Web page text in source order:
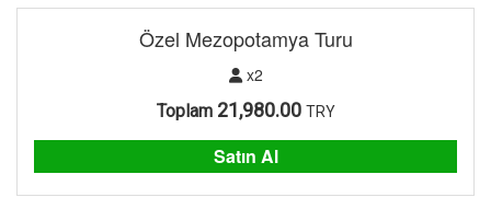
Özel Mezopotamya Turu
x2
Toplam 21,980.00 TRY
Satın Al